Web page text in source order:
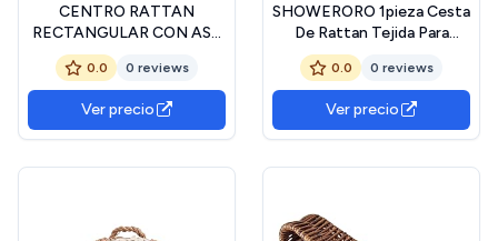
CENTRO RATTAN
RECTANGULAR CON ASA
AMARILLO
0.0 0 reviews
Ver precio
SHOWERORO 1pieza Cesta
De Rattan Tejida Para
Almacenamiento De
Comida Aperitivos y Frutas
Decoración Natural
0.0 0 reviews
Ver precio